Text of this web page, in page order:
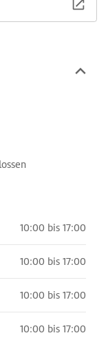
10:00 bis 17:00
10:00 bis 17:00
10:00 bis 17:00
10:00 bis 17:00